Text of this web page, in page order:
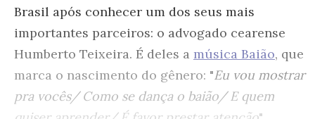
Brasil após conhecer um dos seus mais
importantes parceiros: o advogado cearense
Humberto Teixeira. É deles a música Baião, que
marca o nascimento do gênero: "Eu vou mostrar
pra vocês/ Como se dança o baião/ E quem